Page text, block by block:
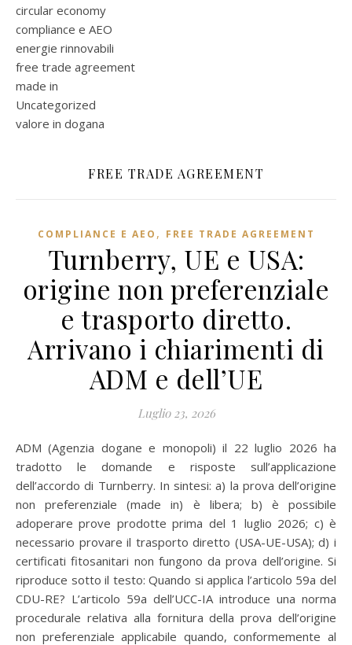
circular economy
compliance e AEO
energie rinnovabili
free trade agreement
made in
Uncategorized
valore in dogana
FREE TRADE AGREEMENT
COMPLIANCE E AEO , FREE TRADE AGREEMENT
Turnberry, UE e USA:
origine non preferenziale
e trasporto diretto.
Arrivano i chiarimenti di
ADM e dell’UE
Luglio 23, 2026
ADM (Agenzia dogane e monopoli) il 22 luglio 2026 ha
tradotto le domande e risposte sull’applicazione
dell’accordo di Turnberry. In sintesi: a) la prova dell’origine
non preferenziale (made in) è libera; b) è possibile
adoperare prove prodotte prima del 1 luglio 2026; c) è
necessario provare il trasporto diretto (USA-UE-USA); d) i
certificati fitosanitari non fungono da prova dell’origine. Si
riproduce sotto il testo: Quando si applica l’articolo 59a del
CDU-RE? L’articolo 59a dell’UCC-IA introduce una norma
procedurale relativa alla fornitura della prova dell’origine
non preferenziale applicabile quando, conformemente al